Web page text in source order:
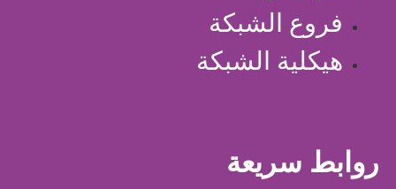
فروع الشبكة
هيكلية الشبكة
روابط سريعة